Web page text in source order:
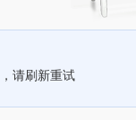
请刷新重试